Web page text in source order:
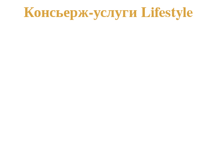
Консьерж-услуги Lifestyle